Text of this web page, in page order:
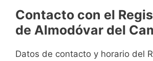
Contacto con el
de Almodóvar del
Datos de contacto y horario del